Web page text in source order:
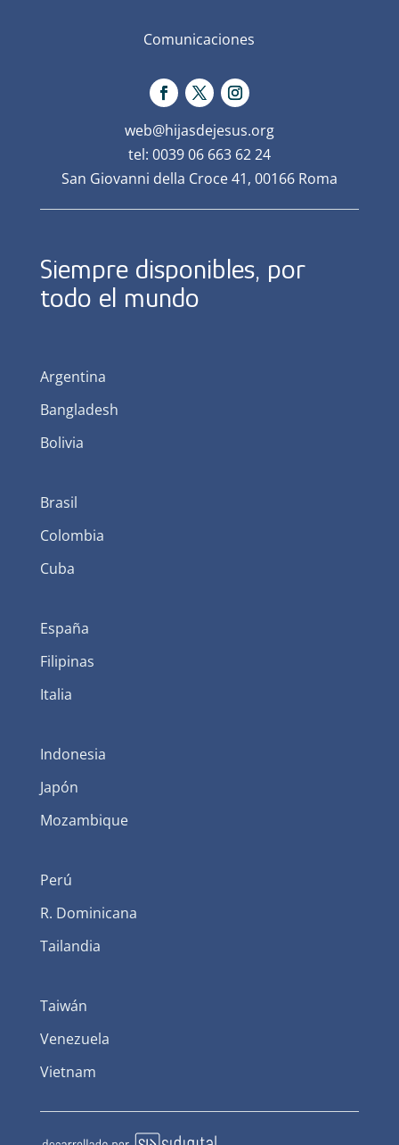
Comunicaciones
web@hijasdejesus.org
tel: 0039 06 663 62 24
San Giovanni della Croce 41, 00166 Roma
Siempre disponibles, por
todo el mundo
Argentina
Bangladesh
Bolivia
Brasil
Colombia
Cuba
España
Filipinas
Italia
Indonesia
Japón
Mozambique
Perú
R. Dominicana
Tailandia
Taiwán
Venezuela
Vietnam